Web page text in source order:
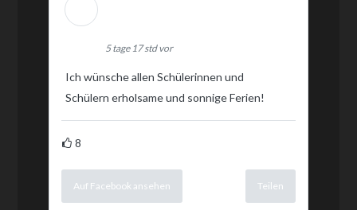
5 tage 17 std vor
Ich wünsche allen Schülerinnen und
Schülern erholsame und sonnige Ferien!
8
Auf Facebook ansehen Teilen